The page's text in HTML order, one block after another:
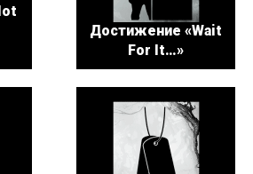
Достижение «Wait
For It…»